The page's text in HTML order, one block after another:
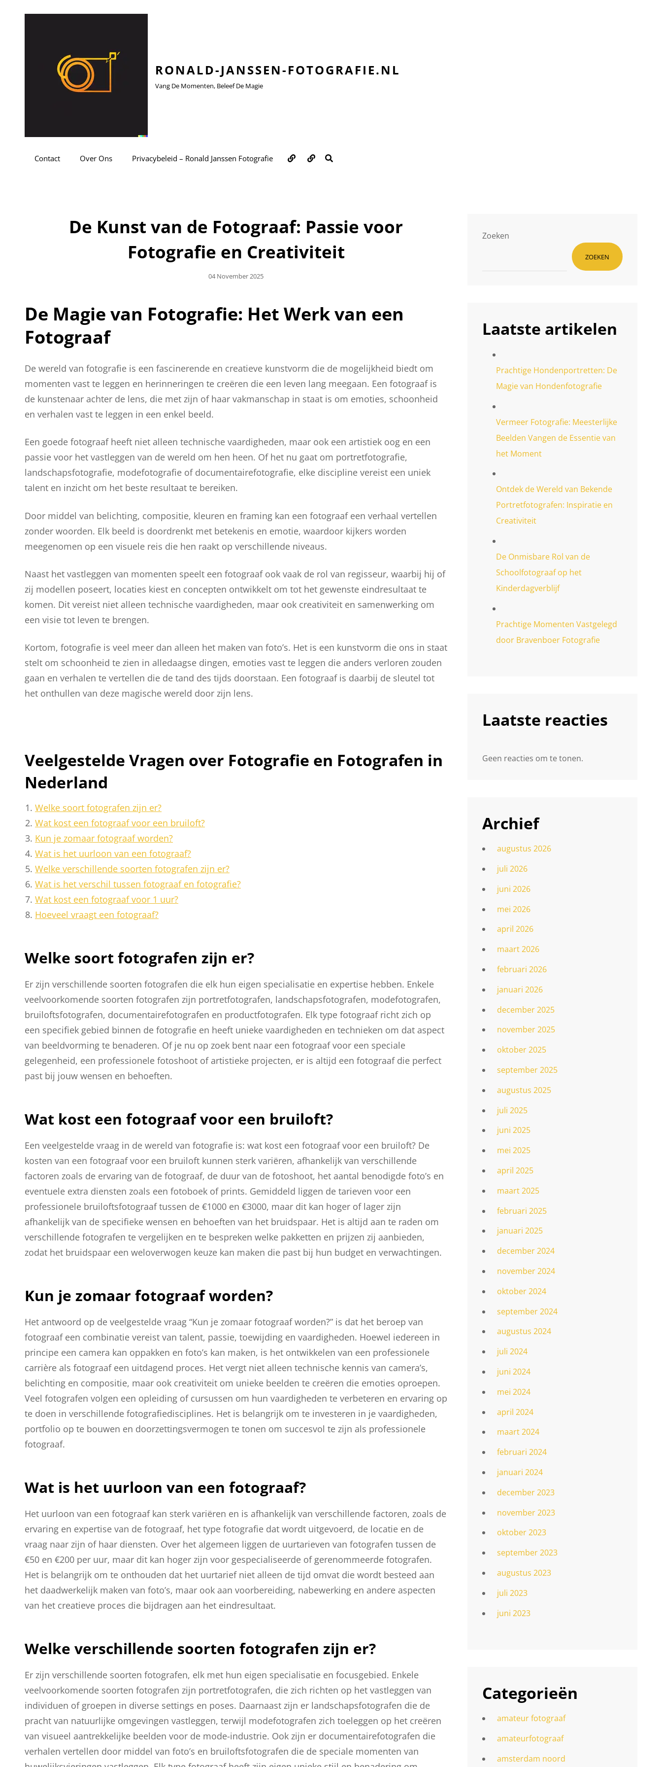
RONALD-JANSSEN-FOTOGRAFIE.NL
Vang De Momenten, Beleef De Magie
Contact Over Ons Privacybeleid – Ronald Janssen Fotografie Over
ons
Contact
De Kunst van de Fotograaf: Passie voor
Fotografie en Creativiteit
Geplaatst
04 November 2025
De Magie van Fotografie: Het Werk van een
Fotograaf
De wereld van fotografie is een fascinerende en creatieve kunstvorm die de mogelijkheid biedt om
momenten vast te leggen en herinneringen te creëren die een leven lang meegaan. Een fotograaf is
de kunstenaar achter de lens, die met zijn of haar vakmanschap in staat is om emoties, schoonheid
en verhalen vast te leggen in een enkel beeld.
Een goede fotograaf heeft niet alleen technische vaardigheden, maar ook een artistiek oog en een
passie voor het vastleggen van de wereld om hen heen. Of het nu gaat om portretfotografie,
landschapsfotografie, modefotografie of documentairefotografie, elke discipline vereist een uniek
talent en inzicht om het beste resultaat te bereiken.
Door middel van belichting, compositie, kleuren en framing kan een fotograaf een verhaal vertellen
zonder woorden. Elk beeld is doordrenkt met betekenis en emotie, waardoor kijkers worden
meegenomen op een visuele reis die hen raakt op verschillende niveaus.
Naast het vastleggen van momenten speelt een fotograaf ook vaak de rol van regisseur, waarbij hij of
zij modellen poseert, locaties kiest en concepten ontwikkelt om tot het gewenste eindresultaat te
komen. Dit vereist niet alleen technische vaardigheden, maar ook creativiteit en samenwerking om
een visie tot leven te brengen.
Kortom, fotografie is veel meer dan alleen het maken van foto’s. Het is een kunstvorm die ons in staat
stelt om schoonheid te zien in alledaagse dingen, emoties vast te leggen die anders verloren zouden
gaan en verhalen te vertellen die de tand des tijds doorstaan. Een fotograaf is daarbij de sleutel tot
het onthullen van deze magische wereld door zijn lens.
Veelgestelde Vragen over Fotografie en Fotografen in
Nederland
Welke soort fotografen zijn er?
Wat kost een fotograaf voor een bruiloft?
Kun je zomaar fotograaf worden?
Wat is het uurloon van een fotograaf?
Welke verschillende soorten fotografen zijn er?
Wat is het verschil tussen fotograaf en fotografie?
Wat kost een fotograaf voor 1 uur?
Hoeveel vraagt een fotograaf?
Welke soort fotografen zijn er?
Er zijn verschillende soorten fotografen die elk hun eigen specialisatie en expertise hebben. Enkele
veelvoorkomende soorten fotografen zijn portretfotografen, landschapsfotografen, modefotografen,
bruiloftsfotografen, documentairefotografen en productfotografen. Elk type fotograaf richt zich op
een specifiek gebied binnen de fotografie en heeft unieke vaardigheden en technieken om dat aspect
van beeldvorming te benaderen. Of je nu op zoek bent naar een fotograaf voor een speciale
gelegenheid, een professionele fotoshoot of artistieke projecten, er is altijd een fotograaf die perfect
past bij jouw wensen en behoeften.
Wat kost een fotograaf voor een bruiloft?
Een veelgestelde vraag in de wereld van fotografie is: wat kost een fotograaf voor een bruiloft? De
kosten van een fotograaf voor een bruiloft kunnen sterk variëren, afhankelijk van verschillende
factoren zoals de ervaring van de fotograaf, de duur van de fotoshoot, het aantal benodigde foto’s en
eventuele extra diensten zoals een fotoboek of prints. Gemiddeld liggen de tarieven voor een
professionele bruiloftsfotograaf tussen de €1000 en €3000, maar dit kan hoger of lager zijn
afhankelijk van de specifieke wensen en behoeften van het bruidspaar. Het is altijd aan te raden om
verschillende fotografen te vergelijken en te bespreken welke pakketten en prijzen zij aanbieden,
zodat het bruidspaar een weloverwogen keuze kan maken die past bij hun budget en verwachtingen.
Kun je zomaar fotograaf worden?
Het antwoord op de veelgestelde vraag “Kun je zomaar fotograaf worden?” is dat het beroep van
fotograaf een combinatie vereist van talent, passie, toewijding en vaardigheden. Hoewel iedereen in
principe een camera kan oppakken en foto’s kan maken, is het ontwikkelen van een professionele
carrière als fotograaf een uitdagend proces. Het vergt niet alleen technische kennis van camera’s,
belichting en compositie, maar ook creativiteit om unieke beelden te creëren die emoties oproepen.
Veel fotografen volgen een opleiding of cursussen om hun vaardigheden te verbeteren en ervaring op
te doen in verschillende fotografiedisciplines. Het is belangrijk om te investeren in je vaardigheden,
portfolio op te bouwen en doorzettingsvermogen te tonen om succesvol te zijn als professionele
fotograaf.
Wat is het uurloon van een fotograaf?
Het uurloon van een fotograaf kan sterk variëren en is afhankelijk van verschillende factoren, zoals de
ervaring en expertise van de fotograaf, het type fotografie dat wordt uitgevoerd, de locatie en de
vraag naar zijn of haar diensten. Over het algemeen liggen de uurtarieven van fotografen tussen de
€50 en €200 per uur, maar dit kan hoger zijn voor gespecialiseerde of gerenommeerde fotografen.
Het is belangrijk om te onthouden dat het uurtarief niet alleen de tijd omvat die wordt besteed aan
het daadwerkelijk maken van foto’s, maar ook aan voorbereiding, nabewerking en andere aspecten
van het creatieve proces die bijdragen aan het eindresultaat.
Welke verschillende soorten fotografen zijn er?
Er zijn verschillende soorten fotografen, elk met hun eigen specialisatie en focusgebied. Enkele
veelvoorkomende soorten fotografen zijn portretfotografen, die zich richten op het vastleggen van
individuen of groepen in diverse settings en poses. Daarnaast zijn er landschapsfotografen die de
pracht van natuurlijke omgevingen vastleggen, terwijl modefotografen zich toeleggen op het creëren
van visueel aantrekkelijke beelden voor de mode-industrie. Ook zijn er documentairefotografen die
verhalen vertellen door middel van foto’s en bruiloftsfotografen die de speciale momenten van
Zoeken
ZOEKEN
Laatste artikelen
Prachtige Hondenportretten: De
Magie van Hondenfotografie
Vermeer Fotografie: Meesterlijke
Beelden Vangen de Essentie van
het Moment
Ontdek de Wereld van Bekende
Portretfotografen: Inspiratie en
Creativiteit
De Onmisbare Rol van de
Schoolfotograaf op het
Kinderdagverblijf
Prachtige Momenten Vastgelegd
door Bravenboer Fotografie
Laatste reacties
Geen reacties om te tonen.
Archief
augustus 2026
juli 2026
juni 2026
mei 2026
april 2026
maart 2026
februari 2026
januari 2026
december 2025
november 2025
oktober 2025
september 2025
augustus 2025
juli 2025
juni 2025
mei 2025
april 2025
maart 2025
februari 2025
januari 2025
december 2024
november 2024
oktober 2024
september 2024
augustus 2024
juli 2024
juni 2024
mei 2024
april 2024
maart 2024
februari 2024
januari 2024
december 2023
november 2023
oktober 2023
september 2023
augustus 2023
juli 2023
juni 2023
Categorieën
amateur fotograaf
amateurfotograaf
amsterdam noord